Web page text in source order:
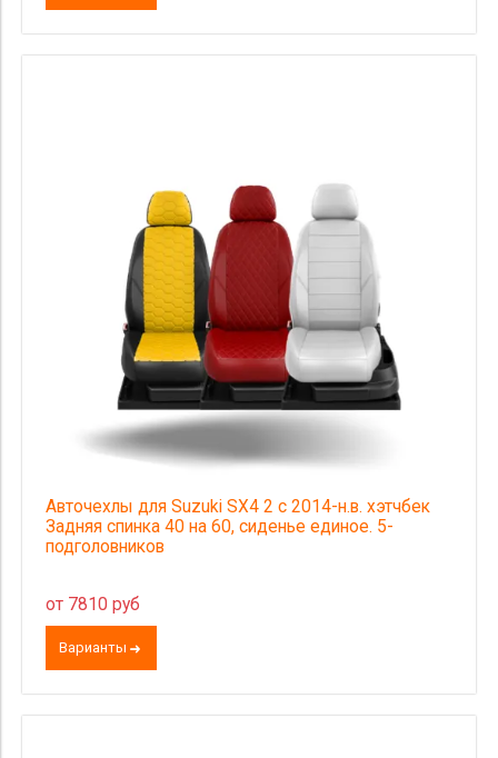
Авточехлы для Suzuki SX4 2 с 2014-н.в. хэтчбек
Задняя спинка 40 на 60, сиденье единое. 5-
подголовников
от 7810 руб
Варианты